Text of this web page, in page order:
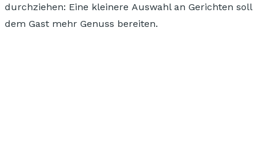
durchziehen: Eine kleinere Auswahl an Gerichten soll
dem Gast mehr Genuss bereiten.